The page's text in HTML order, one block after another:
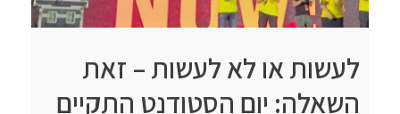
לעשות או לא לעשות – זאת
השאלה: יום הסטודנט התקיים